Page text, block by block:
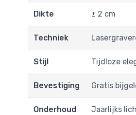
Dikte ± 2 cm
Techniek
Stijl Tijdloze
Bevestiging Gratis
Onderhoud
Jaarlijks